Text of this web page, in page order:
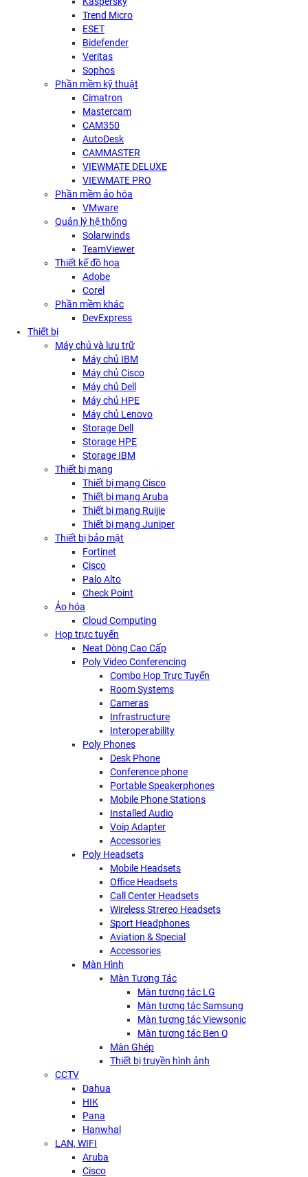
Trend Micro
ESET
Bidefender
Veritas
Sophos
Phần mềm kỹ thuật
Cimatron
Mastercam
CAM350
AutoDesk
CAMMASTER
VIEWMATE DELUXE
VIEWMATE PRO
Phần mềm ảo hóa
VMware
Quản lý hệ thống
Solarwinds
TeamViewer
Thiết kế đồ họa
Adobe
Corel
Phần mềm khác
DevExpress
Thiết bị
Máy chủ và lưu trữ
Máy chủ IBM
Máy chủ Cisco
Máy chủ Dell
Máy chủ HPE
Máy chủ Lenovo
Storage Dell
Storage HPE
Storage IBM
Thiết bị mạng
Thiết bị mạng Cisco
Thiết bị mạng Aruba
Thiết bị mạng Ruijie
Thiết bị mạng Juniper
Thiết bị bảo mật
Fortinet
Cisco
Palo Alto
Check Point
Ảo hóa
Cloud Computing
Họp trực tuyến
Neat Dòng Cao Cấp
Poly Video Conferencing
Combo Họp Trực Tuyến
Room Systems
Cameras
Infrastructure
Interoperability
Poly Phones
Desk Phone
Conference phone
Portable Speakerphones
Mobile Phone Stations
Installed Audio
Voip Adapter
Accessories
Poly Headsets
Mobile Headsets
Office Headsets
Call Center Headsets
Wireless Strereo Headsets
Sport Headphones
Aviation & Special
Accessories
Màn Hình
Màn Tương Tác
Màn tương tác LG
Màn tương tác Samsung
Màn tương tác Viewsonic
Màn tương tác Ben Q
Màn Ghép
Thiết bị truyền hình ảnh
CCTV
Dahua
HIK
Pana
Hanwhal
LAN, WIFI
Aruba
Cisco